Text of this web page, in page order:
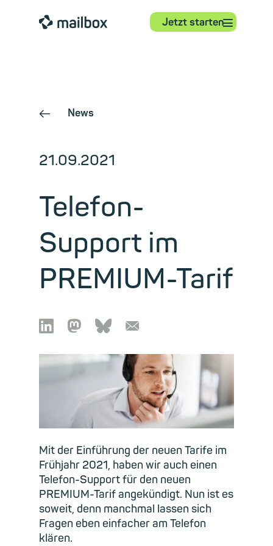
mailbox Jetzt starten⋮
← News
21.09.2021
Telefon-
Support im
PREMIUM-Tarif
 🦣︎ 🦋︎ 📧︎
Mit der Einführung der neuen Tarife im
Frühjahr 2021, haben wir auch einen
Telefon-Support für den neuen
PREMIUM-Tarif angekündigt. Nun ist es
soweit, denn manchmal lassen sich
Fragen eben einfacher am Telefon
klären.